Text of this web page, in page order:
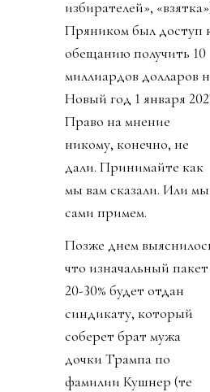
избирателей»,
Пряником был доступ
обещанию получить 10
миллиардов долларов
Новый год 1 января
Право на мнение
никому, конечно, не
дали. Принимайте как
мы вам сказали. Или мы
сами примем.
Позже днем
что изначальный пакет
20-30% будет отдан
синдикату, который
соберет брат мужа
дочки Трампа по
фамилии Кушнер (те